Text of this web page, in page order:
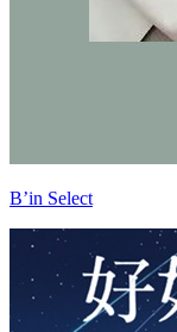
B’in Select